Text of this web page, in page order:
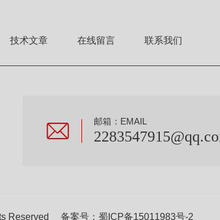
技术文章 在线留言 联系我们
邮箱：EMAIL
Reserved 备案号： 蜀ICP备15011983号-2